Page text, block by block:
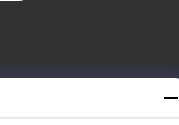
Hengshui, Hebei, PR Çin.